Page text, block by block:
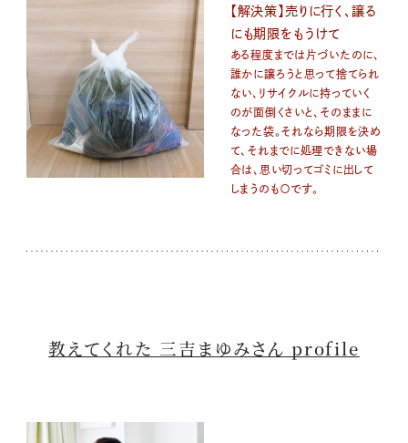
【解決策】売りに行く、譲る
にも期限をもうけて
ある程度までは片づいたのに、
誰かに譲ろうと思って捨てられ
ない、リサイクルに持っていく
のが面倒くさいと、そのままに
なった袋。それなら期限を決め
て、それまでに処理できない場
合は、思い切ってゴミに出して
しまうのも〇です。
教えてくれた 三吉まゆみさん profile